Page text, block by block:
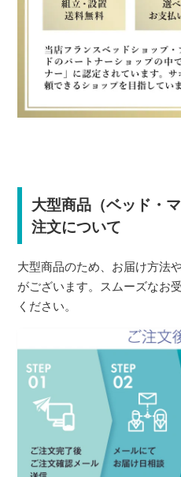
大型商品（ベッド・
注文について
大型商品のため、お届け方法
がございます。スムーズなお
ください。